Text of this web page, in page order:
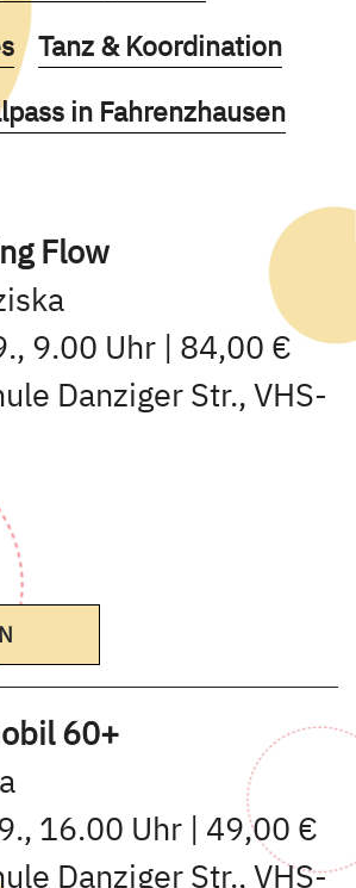
Fachbereiches
Kurse des folgenden
Tanz & Koordination
Fachbereiches
des folgenden
in Fahrenzhausen
Flow
9.00 Uhr | 84,00 €
Danziger Str., VHS-
60+
16.00 Uhr | 49,00 €
Danziger Str., VHS-